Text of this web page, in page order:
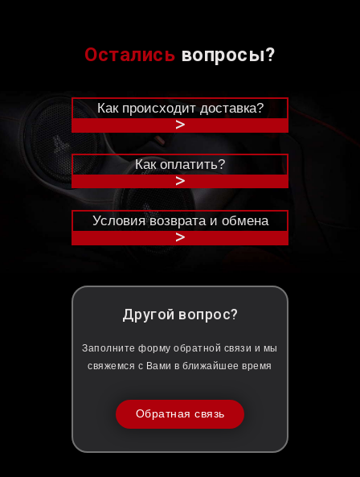
Остались вопросы?
Как происходит доставка?
>
Как оплатить?
>
Условия возврата и обмена
>
Другой вопрос?
Заполните форму обратной связи и мы
свяжемся с Вами в ближайшее время
Обратная связь